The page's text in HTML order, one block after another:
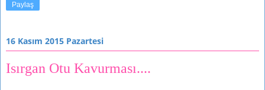
Paylaş
16 Kasım 2015 Pazartesi
Isırgan Otu Kavurması....